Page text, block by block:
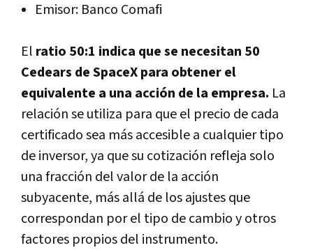
Emisor: Banco Comafi
El ratio 50:1 indica que se necesitan 50
Cedears de SpaceX para obtener el
equivalente a una acción de la empresa. La
relación se utiliza para que el precio de cada
certificado sea más accesible a cualquier tipo
de inversor, ya que su cotización refleja solo
una fracción del valor de la acción
subyacente, más allá de los ajustes que
correspondan por el tipo de cambio y otros
factores propios del instrumento.